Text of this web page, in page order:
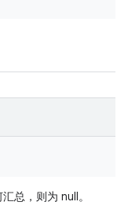
总，则为 null。